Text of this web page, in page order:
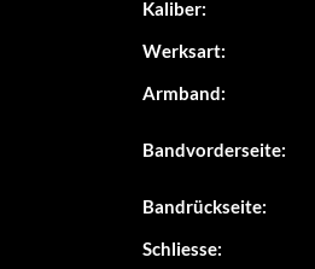
Kaliber:
Werksart:
Armband:
Bandvorderseite:
Bandrückseite:
Schliesse: